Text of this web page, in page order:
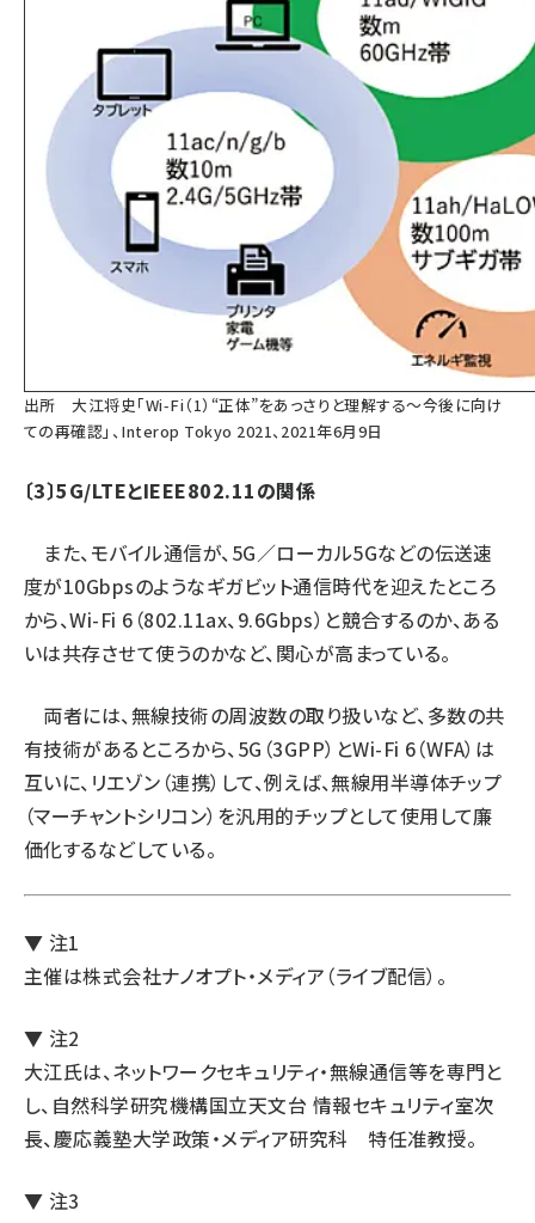
出所 大江将史「Wi-Fi（1）“正体”をあっさりと理解する～今後に向け
ての再確認」、Interop Tokyo 2021、2021年6月9日
〔3〕5G/LTEとIEEE802.11の関係
また、モバイル通信が、5G／ローカル5Gなどの伝送速
度が10Gbpsのようなギガビット通信時代を迎えたところ
から、Wi-Fi 6（802.11ax、9.6Gbps）と競合するのか、ある
いは共存させて使うのかなど、関心が高まっている。
両者には、無線技術の周波数の取り扱いなど、多数の共
有技術があるところから、5G（3GPP）とWi-Fi 6（WFA）は
互いに、リエゾン（連携）して、例えば、無線用半導体チップ
（マーチャントシリコン）を汎用的チップとして使用して廉
価化するなどしている。
▼ 注1
主催は株式会社ナノオプト・メディア（ライブ配信）。
▼ 注2
大江氏は、ネットワークセキュリティ・無線通信等を専門と
し、自然科学研究機構国立天文台 情報セキュリティ室次
長、慶応義塾大学政策・メディア研究科 特任准教授。
▼ 注3